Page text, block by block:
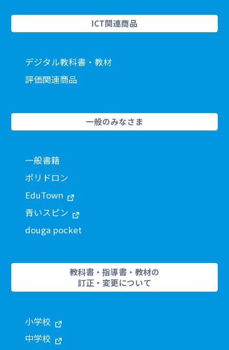
ICT関連商品
デジタル教科書・教材
評価関連商品
一般のみなさま
一般書籍
ポリドロン
EduTown
青いスピン
douga pocket
教科書・指導書・教材の
訂正・変更について
小学校
中学校